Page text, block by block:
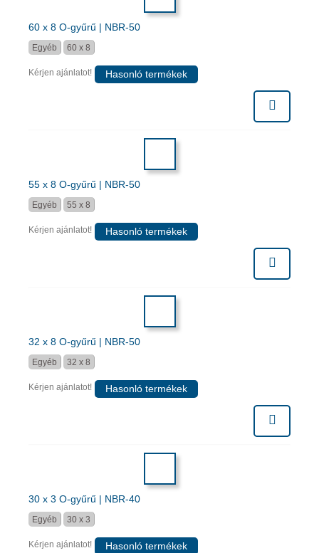
60 x 8 O-gyűrű | NBR-50
Egyéb 60 x 8
Kérjen ajánlatot! Hasonló termékek
55 x 8 O-gyűrű | NBR-50
Egyéb 55 x 8
Kérjen ajánlatot! Hasonló termékek
32 x 8 O-gyűrű | NBR-50
Egyéb 32 x 8
Kérjen ajánlatot! Hasonló termékek
30 x 3 O-gyűrű | NBR-40
Egyéb 30 x 3
Kérjen ajánlatot! Hasonló termékek